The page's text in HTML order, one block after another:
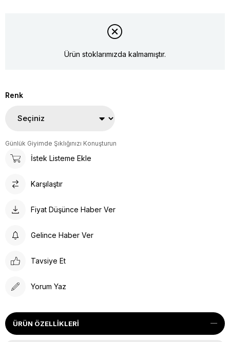
Ürün stoklarımızda kalmamıştır.
Renk
Günlük Giyimde Şıklığınızı Konuşturun
İstek Listeme Ekle
Karşılaştır
Fiyat Düşünce Haber Ver
Gelince Haber Ver
Tavsiye Et
Yorum Yaz
ÜRÜN ÖZELLIKLERI